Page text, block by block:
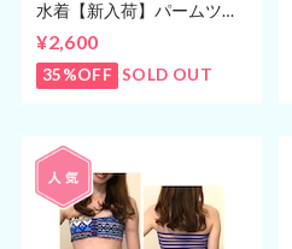
水着【新入荷】パームツリ
ービキニ モノトーン S・M
サイズ (7〜9号)
¥2,600
35%OFF SOLD OUT